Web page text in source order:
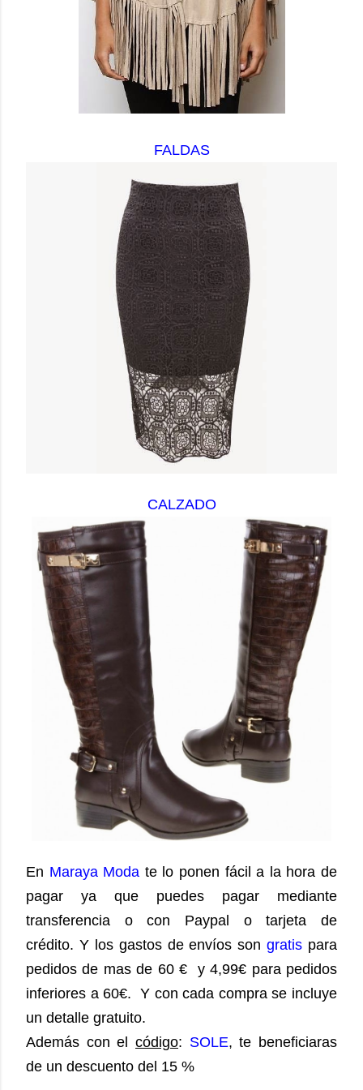
FALDAS
CALZADO
En Maraya Moda te lo ponen fácil a la hora de
pagar ya que puedes pagar mediante
transferencia o con Paypal o tarjeta de
crédito. Y los gastos de envíos songratis para
pedidos de mas de 60 € y 4,99€ para pedidos
inferiores a 60€. Y con cada compra se incluye
un detalle gratuito.
Además con el código: SOLE, te beneficiaras
de un descuento del 15 %